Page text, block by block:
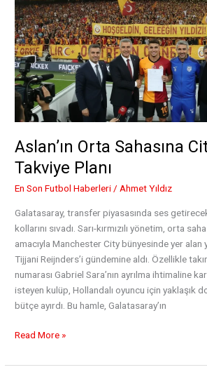
Türkiye’de
Aslan’ın Orta Sahasına
Takviye Planı
En Son Futbol Haberleri / Ahmet Yıldız
Galatasaray, transfer piyasasında ses
kollarını sıvadı. Sarı-kırmızılı yönetim, orta
amacıyla Manchester City bünyesinde yer
Tijjani Reijnders’i gündemine aldı. Özellikle
numarası Gabriel Sara’nın ayrılma ihtimaline
isteyen kulüp, Hollandalı oyuncu için yaklaşık
bütçe ayırdı. Bu hamle, Galatasaray’ın
Aslan’ın
Sahasına
Read More »